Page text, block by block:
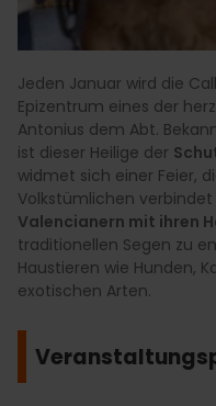
Jeden Januar wird die
Epizentrum eines der
Antonius dem Abt.
ist dieser Heilige der
widmet sich einer Feier,
Volkstümlichen
Valencianern mit ihren
traditionellen Segen zu
Haustieren wie Hunden,
exotischen Arten.